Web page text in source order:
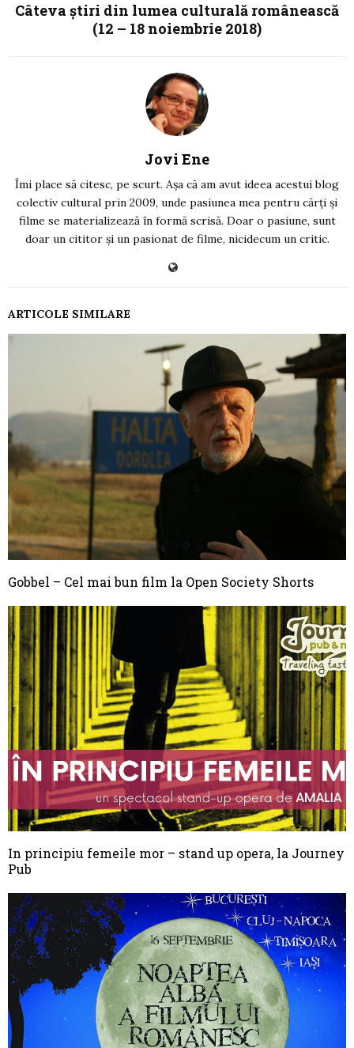
Câteva știri din lumea culturală românească
(12 – 18 noiembrie 2018)
Jovi Ene
Îmi place să citesc, pe scurt. Așa că am avut ideea acestui blog
colectiv cultural prin 2009, unde pasiunea mea pentru cărți și
filme se materializează în formă scrisă. Doar o pasiune, sunt
doar un cititor și un pasionat de filme, nicidecum un critic.
ARTICOLE SIMILARE
Gobbel – Cel mai bun film la Open Society Shorts
In principiu femeile mor – stand up opera, la Journey
Pub